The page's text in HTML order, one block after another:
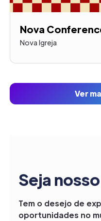
Nova
Nova Igreja
Ver
Seja
Tem o desejo de
oportunidades no